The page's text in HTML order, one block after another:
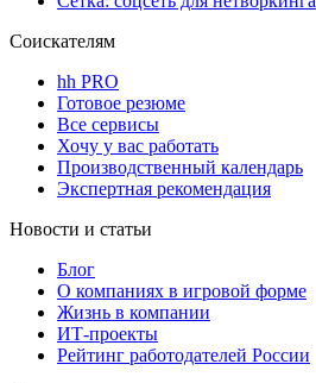
Соискателям
hh PRO
Готовое резюме
Все сервисы
Хочу у вас работать
Производственный календарь
Экспертная рекомендация
Новости и статьи
Блог
О компаниях в игровой форме
Жизнь в компании
ИТ-проекты
Рейтинг работодателей России